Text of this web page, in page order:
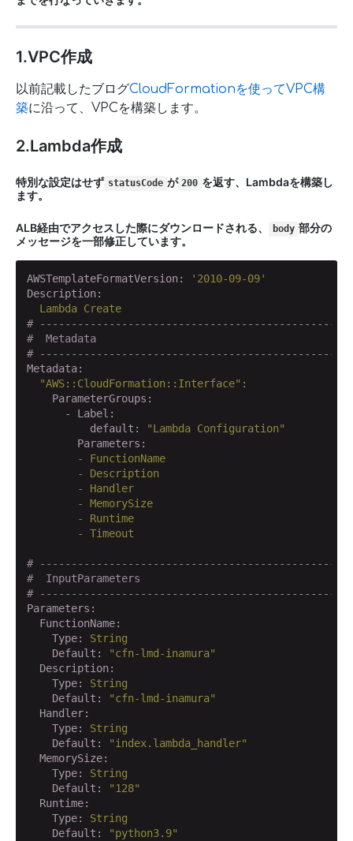
1.VPC作成
以前記載したブログCloudFormationを使ってVPC構
築に沿って、VPCを構築します。
2.Lambda作成
特別な設定はせず statusCode が 200 を返す、Lambdaを構築し
ます。
ALB経由でアクセスした際にダウンロードされる、 body 部分の
メッセージを一部修正しています。
AWSTemplateFormatVersion:
'2010-09-09'
Description:
Lambda Create
#
#  Metadata
#
Metadata:
"AWS::CloudFormation::Interface" :
    ParameterGroups:
      - Label:
          default:
"Lambda Configuration"
        Parameters:
        -
FunctionName
        -
Description
        -
Handler
        -
MemorySize
        -
Runtime
        -
Timeout
#
#  InputParameters
#
Parameters:
  FunctionName:
    Type:
String
    Default:
"cfn-lmd-inamura"
  Description:
    Type:
String
    Default:
"cfn-lmd-inamura"
  Handler:
    Type:
String
    Default:
"index.lambda_handler"
  MemorySize:
    Type:
String
    Default:
"128"
  Runtime:
    Type:
String
    Default:
"python3.9"